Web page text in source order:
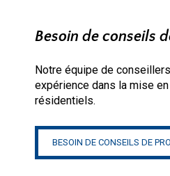
Besoin de conseils
Notre équipe de
expérience dans la mise
résidentiels.
BESOIN DE CONSEILS DE